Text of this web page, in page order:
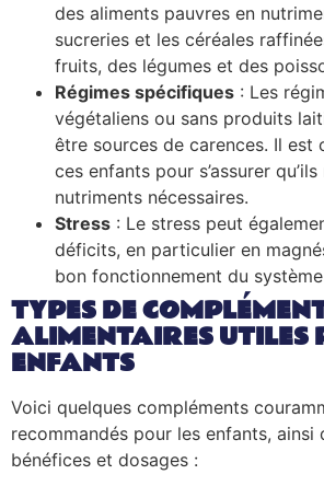
des aliments pauvres en
sucreries et les céréales
fruits, des légumes et des
Régimes spécifiques : Les
végétaliens ou sans produits
être sources de carences. Il est
ces enfants pour s’assurer
nutriments nécessaires.
Stress : Le stress peut
déficits, en particulier en
bon fonctionnement du
TYPES DE
ALIMENTAIRES UTILES
ENFANTS
Voici quelques compléments
recommandés pour les enfants, ainsi
bénéfices et dosages :